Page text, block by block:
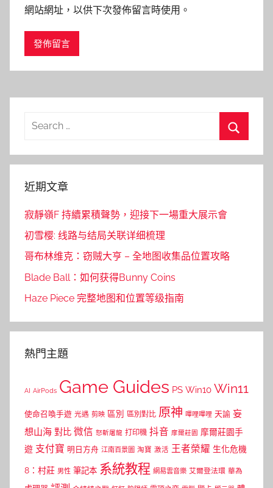
網站網址，以供下次發佈留言時使用。
Search
近期文章
寂靜嶺F 持續累積聲勢，迎接下一場重大展示會
初雪樱: 线路与结局关联详细梳理
哥布林维克：窃贼大亨 – 全地图收集品位置攻略
Blade Ball：如何获得Bunny Coins
Haze Piece 完整地图和位置等级指南
熱門主題
AI AirPods Game Guides PS Win10 Win11
使命召喚手遊 光遇 剪映 區別 區別對比 原神 嗶哩嗶哩 天諭 妄
想山海 對比 微信 怒斬屠龍 打印機 抖音 摩爾莊園 摩爾莊園手
遊 支付寶 明日方舟 江南百景圖 淘寶 激活 王者榮耀 生化危機
8：村莊 男性 筆記本 系統教程 網易雲音樂 艾爾登法環 華為